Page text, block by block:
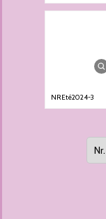
NREté2024-3